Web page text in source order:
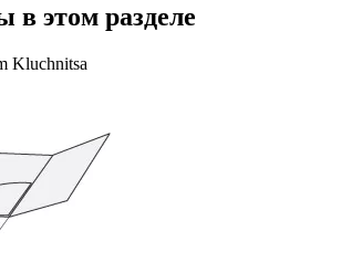
этом разделе
Kluchnitsa